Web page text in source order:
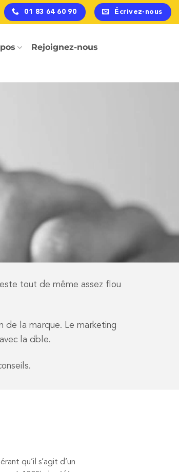
01 83 64 60 90 Écrivez-nous
Rejoignez-nous
tout de même assez flou
de la marque. Le marketing
la cible.
qu’il s’agit d’un